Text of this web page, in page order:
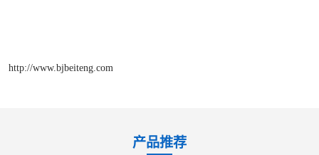
http://www.bjbeiteng.com
产品推荐